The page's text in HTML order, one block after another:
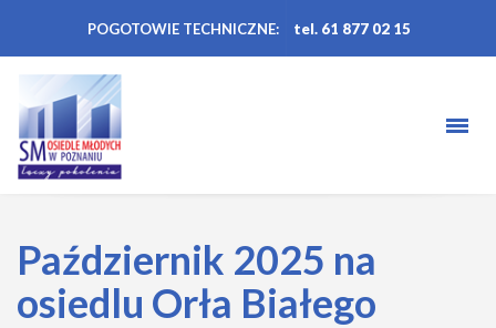
POGOTOWIE TECHNICZNE: tel. 61 877 02 15
Październik 2025 na
osiedlu Orła Białego